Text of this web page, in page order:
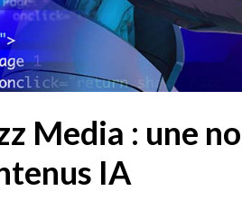
Media : une
IA